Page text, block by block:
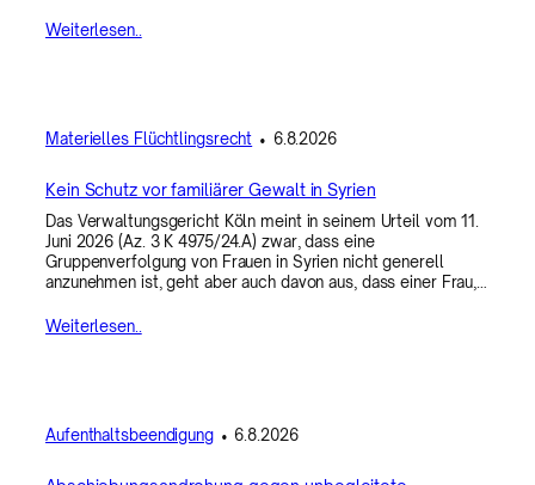
Weiterlesen..
Materielles Flüchtlingsrecht • 6.8.2026
Kein Schutz vor familiärer Gewalt in Syrien
Das Verwaltungsgericht Köln meint in seinem Urteil vom 11.
Juni 2026 (Az. 3 K 4975/24.A) zwar, dass eine
Gruppenverfolgung von Frauen in Syrien nicht generell
anzunehmen ist, geht aber auch davon aus, dass einer Frau,…
Weiterlesen..
Aufenthaltsbeendigung•6.8.2026